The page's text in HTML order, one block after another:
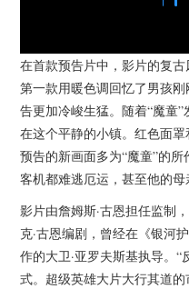
在首款预告片中，影片的复
第一款用暖色调回忆了男孩
告更加冷峻生猛。随着“魔童
在这个平静的小镇。红色面罩
预告的新画面多为“魔童”的
客机都难逃厄运，甚至他的母
影片由詹姆斯·古恩担任监制
克·古恩编剧，曾经在《银河
作的大卫·亚罗夫斯基执导。
式。超级英雄大片大行其道